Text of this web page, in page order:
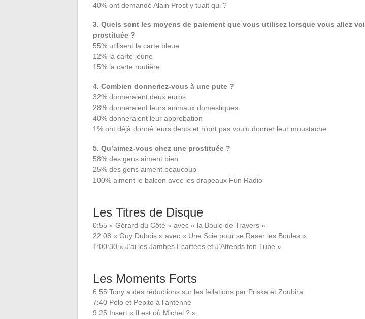
40% ont demandé Alain Prost y tuait qui ?
3. Quels sont les moyens de paiement que vous utilisez lorsque vous allez
prostituée ?
55% utilisent la carte bleue
12% la carte jeune
15% la carte routière
4. Combien donneriez-vous à une pute ?
32% donneraient deux euros
28% donneraient leurs animaux domestiques
40% donneraient leur approbation
1% ont déjà donné leurs dents et n’ont pas voulu donner leur moustache
5. Qu’aimez-vous chez une prostituée ?
58% des gens aiment bien
25% des gens aiment beaucoup
100% aiment le balcon avec les drapeaux Fun Radio
Les Titres de Disque
0:55 « Gérard du Côté » avec « la Boule de Travers »
22:08 « Guy Dubois » avec « Une Scie pour se Raser les Boules »
1:00:30 « J’ai les Jambes Ecartées et J’Attends ton Tube »
Les Moments Forts
6:55 Tony a des réductions sur les fellations par Priska et Zoubira
7:40 Polo et Pepito à l’antenne
9.25 Insert « Il est où Michel ? »